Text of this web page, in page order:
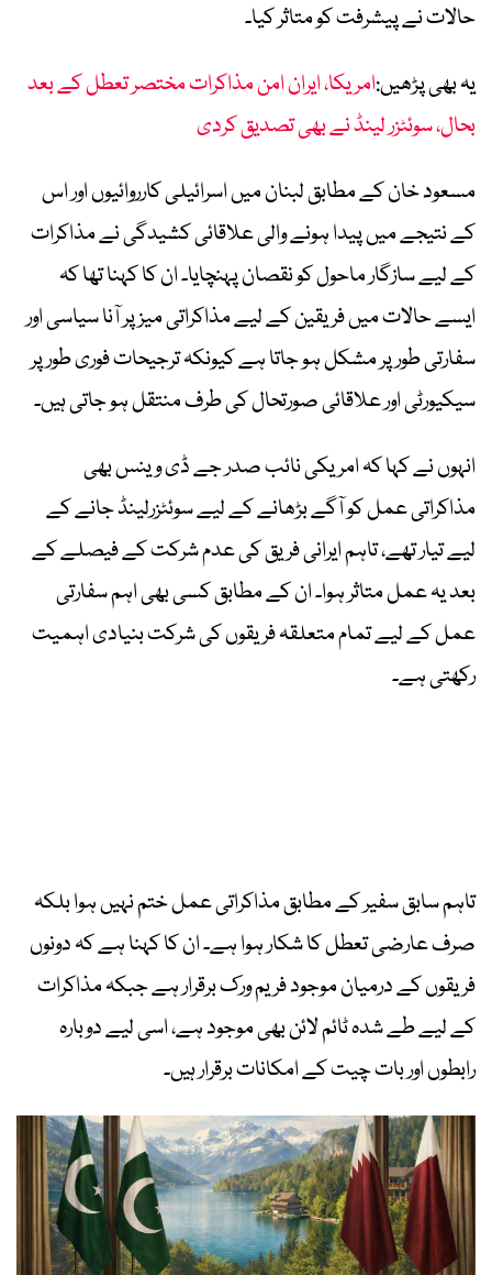
حالات نے پیشرفت کو متاثر کیا۔
یہ بھی پڑھیں:امریکا، ایران امن مذاکرات مختصر تعطل کے بعد
بحال، سوئٹزر لینڈ نے بھی تصدیق کردی
مسعود خان کے مطابق لبنان میں اسرائیلی کارروائیوں اور اس
کے نتیجے میں پیدا ہونے والی علاقائی کشیدگی نے مذاکرات
کے لیے سازگار ماحول کو نقصان پہنچایا۔ ان کا کہنا تھا کہ
ایسے حالات میں فریقین کے لیے مذاکراتی میز پر آنا سیاسی اور
سفارتی طور پر مشکل ہو جاتا ہے کیونکہ ترجیحات فوری طور پر
سیکیورٹی اور علاقائی صورتحال کی طرف منتقل ہو جاتی ہیں۔
انہوں نے کہا کہ امریکی نائب صدر جے ڈی وینس بھی
مذاکراتی عمل کو آگے بڑھانے کے لیے سوئٹزرلینڈ جانے کے
لیے تیار تھے، تاہم ایرانی فریق کی عدم شرکت کے فیصلے کے
بعد یہ عمل متاثر ہوا۔ ان کے مطابق کسی بھی اہم سفارتی
عمل کے لیے تمام متعلقہ فریقوں کی شرکت بنیادی اہمیت
رکھتی ہے۔
تاہم سابق سفیر کے مطابق مذاکراتی عمل ختم نہیں ہوا بلکہ
صرف عارضی تعطل کا شکار ہوا ہے۔ ان کا کہنا ہے کہ دونوں
فریقوں کے درمیان موجود فریم ورک برقرار ہے جبکہ مذاکرات
کے لیے طے شدہ ٹائم لائن بھی موجود ہے، اسی لیے دوبارہ
رابطوں اور بات چیت کے امکانات برقرار ہیں۔